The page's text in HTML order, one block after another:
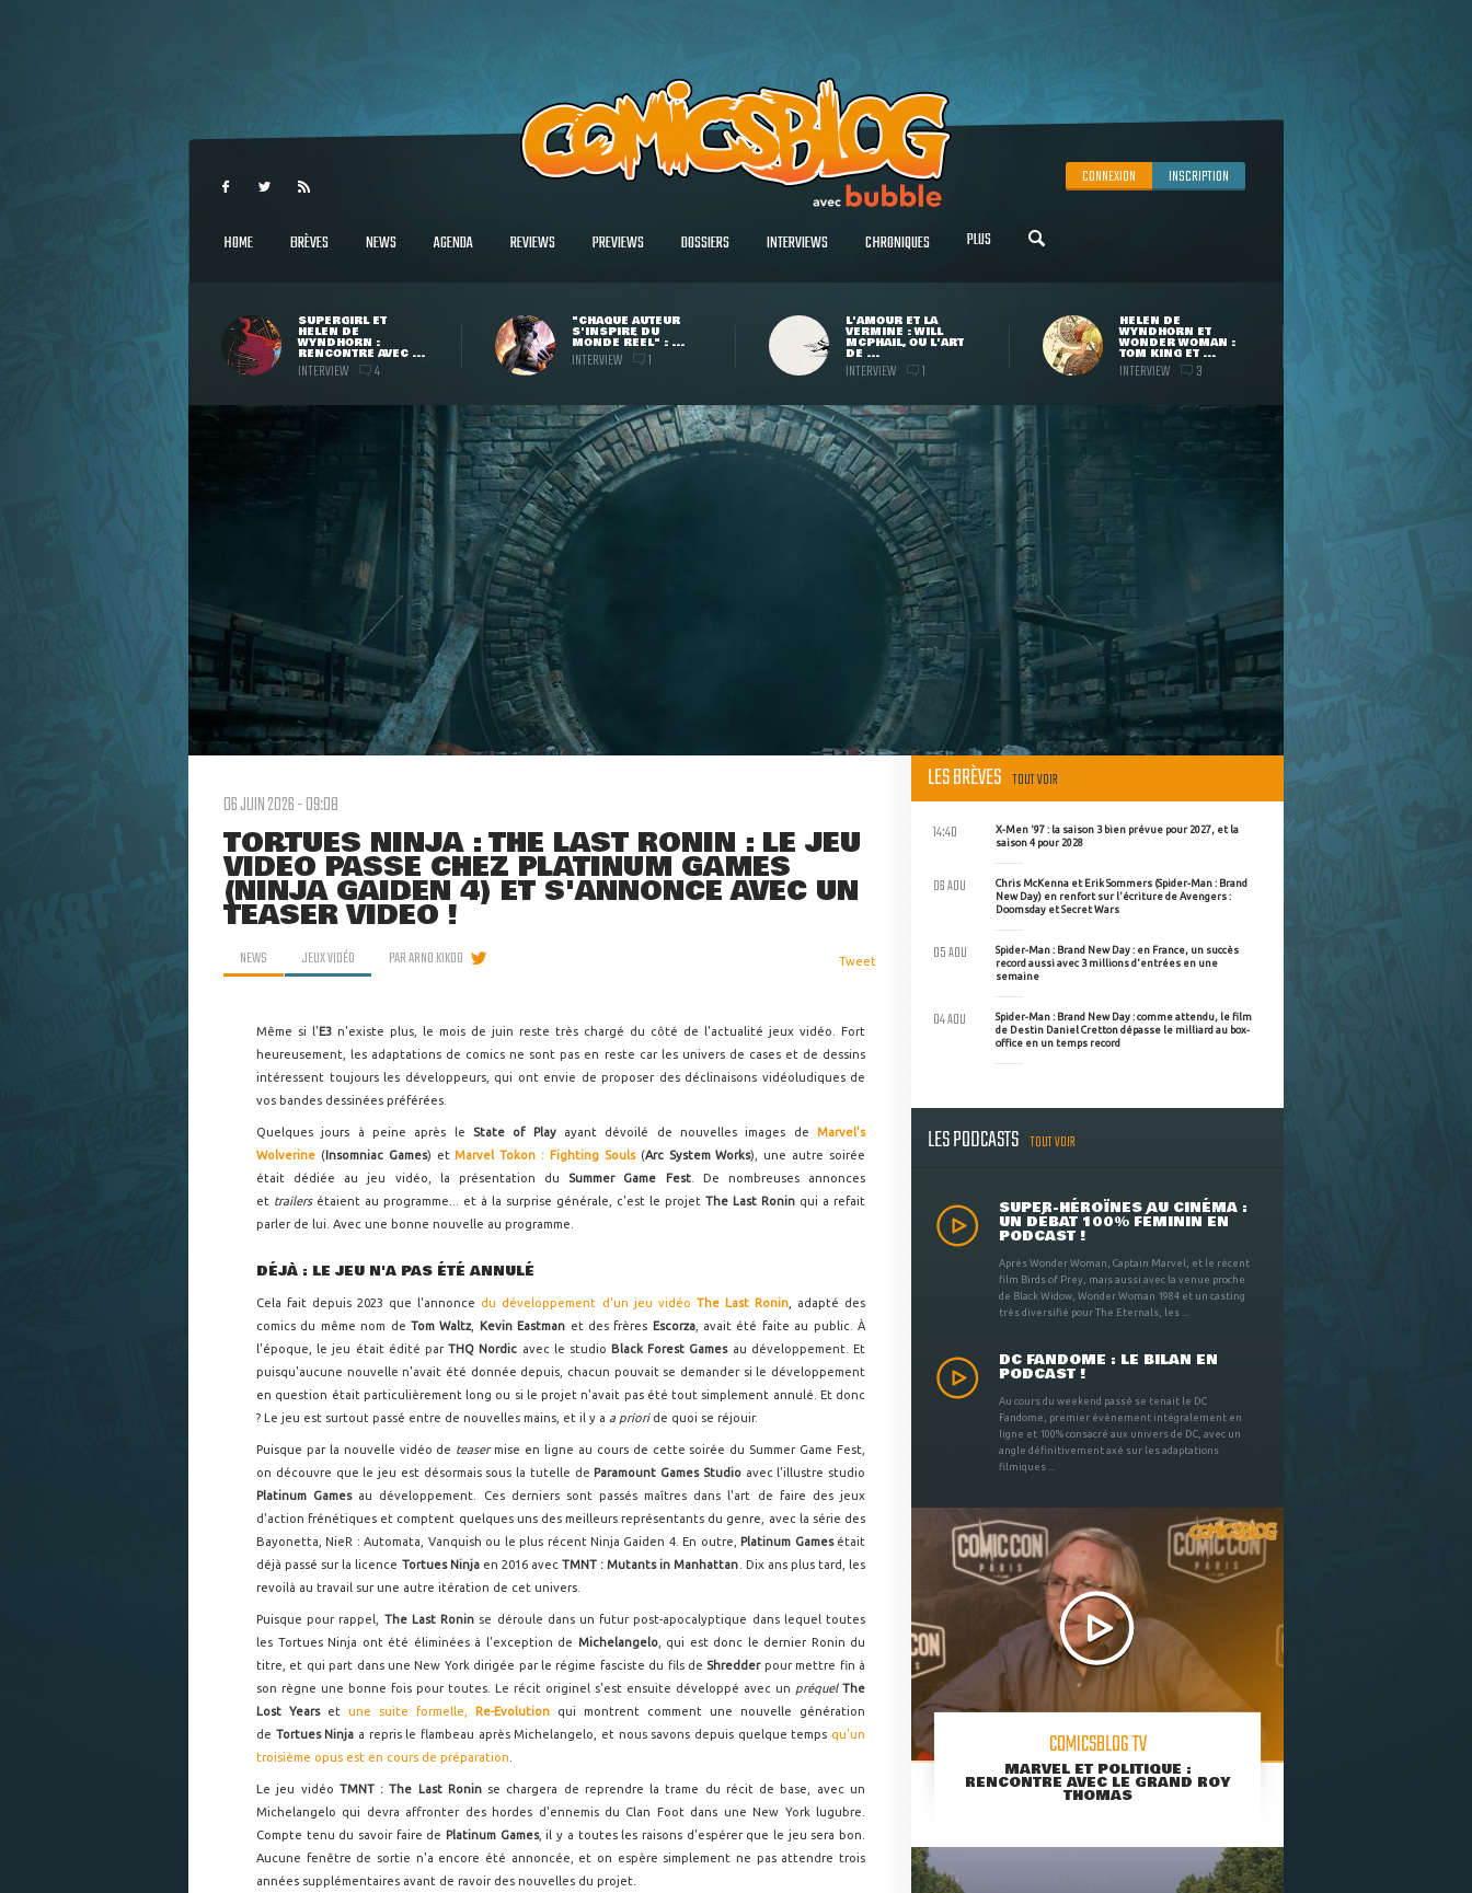
CONNEXION INSCRIPTION
HOME BRÈVES NEWS AGENDA REVIEWS PREVIEWS DOSSIERS INTERVIEWS CHRONIQUES PLUS
SUPERGIRL ET
HELEN DE
WYNDHORN :
RENCONTRE AVEC ...
INTERVIEW 4
"CHAQUE AUTEUR
S'INSPIRE DU
MONDE RÉEL" : ...
INTERVIEW 1
L'AMOUR ET LA
VERMINE : WILL
MCPHAIL, OU L'ART
DE ...
INTERVIEW 1
HELEN DE
WYNDHORN ET
WONDER WOMAN :
TOM KING ET ...
INTERVIEW 3
06 JUIN 2026 - 09:08
TORTUES NINJA : THE LAST RONIN : LE JEU
VIDÉO PASSE CHEZ PLATINUM GAMES
(NINJA GAIDEN 4) ET S'ANNONCE AVEC UN
TEASER VIDÉO !
NEWS JEUX VIDÉO PARARNO KIKOO Tweet
Même si l'E3 n'existe plus, le mois de juin reste très chargé du côté de l'actualité jeux vidéo. Fort
heureusement, les adaptations de comics ne sont pas en reste car les univers de cases et de dessins
intéressent toujours les développeurs, qui ont envie de proposer des déclinaisons vidéoludiques de
vos bandes dessinées préférées.
Quelques jours à peine après le State of Play ayant dévoilé de nouvelles images de Marvel's
Wolverine (Insomniac Games) etMarvel Tokon : Fighting Souls (Arc System Works), une autre soirée
était dédiée au jeu vidéo, la présentation du Summer Game Fest. De nombreuses annonces
et trailers étaient au programme... et à la surprise générale, c'est le projet The Last Ronin qui a refait
parler de lui. Avec une bonne nouvelle au programme.
DÉJÀ : LE JEU N'A PAS ÉTÉ ANNULÉ
Cela fait depuis 2023 que l'annonce du développement d'un jeu vidéo The Last Ronin, adapté des
comics du même nom de Tom Waltz, Kevin Eastman et des frères Escorza, avait été faite au public. À
l'époque, le jeu était édité parTHQ Nordic avec le studio Black Forest Games au développement. Et
puisqu'aucune nouvelle n'avait été donnée depuis, chacun pouvait se demander si le développement
en question était particulièrement long ou si le projet n'avait pas été tout simplement annulé. Et donc
? Le jeu est surtout passé entre de nouvelles mains, et il y a a priori de quoi se réjouir.
Puisque par la nouvelle vidéo de teasermise en ligne au cours de cette soirée du Summer Game Fest,
on découvre que le jeu est désormais sous la tutelle de Paramount Games Studio avec l'illustre studio
Platinum Games au développement. Ces derniers sont passés maîtres dans l'art de faire des jeux
d'action frénétiques et comptent quelques uns des meilleurs représentants du genre, avec la série des
Bayonetta, NieR : Automata, Vanquish ou le plus récent Ninja Gaiden 4. En outre,
Platinum Games était
déjà passé sur la licence Tortues Ninja en 2016 avecTMNT : Mutants in Manhattan . Dix ans plus tard, les
revoilà au travail sur une autre itération de cet univers.
Puisque pour rappel, The Last Ronin se déroule dans un futur post-apocalyptique dans lequel toutes
les Tortues Ninja ont été éliminées à l'exception de Michelangelo, qui est donc le dernier Ronin du
titre, et qui part dans une New York dirigée par le régime fasciste du fils de Shredderpour mettre fin à
son règne une bonne fois pour toutes. Le récit originel s'est ensuite développé avec un préquel The
Lost Years et une suite formelle, Re-Evolution
qui montrent comment une nouvelle génération
de Tortues Ninja a repris le flambeau après Michelangelo, et nous savons depuis quelque temps qu'un
troisième opus est en cours de préparation
Le jeu vidéo TMNT : The Last Ronin se chargera de reprendre la trame du récit de base, avec un
Michelangelo qui devra affronter des hordes d'ennemis du Clan Foot dans une New York lugubre.
Compte tenu du savoir faire de Platinum Games, il y a toutes les raisons d'espérer que le jeu sera bon.
Aucune fenêtre de sortie n'a encore été annoncée, et on espère simplement ne pas attendre trois
années supplémentaires avant de ravoir des nouvelles du projet.
LES BRÈVES TOUT VOIR
X-Men '97 : la saison 3 bien prévue pour 2027, et la
saison 4 pour 2028
14:40
Chris McKenna et Erik Sommers (Spider-Man : Brand
New Day) en renfort sur l'écriture de Avengers :
Doomsday et Secret Wars
06 AOU
Spider-Man : Brand New Day : en France, un succès
record aussi avec 3 millions d'entrées en une
semaine
05 AOU
Spider-Man : Brand New Day : comme attendu, le film
de Destin Daniel Cretton dépasse le milliard au box-
office en un temps record
04 AOU
LES PODCASTS TOUT VOIR
SUPER-HÉROÏNES AU CINÉMA :
UN DÉBAT 100% FÉMININ EN
PODCAST !
Après Wonder Woman, Captain Marvel, et le récent
film Birds of Prey, mais aussi avec la venue proche
de Black Widow, Wonder Woman 1984 et un casting
très diversifié pour The Eternals, les ...
DC FANDOME : LE BILAN EN
PODCAST !
Au cours du weekend passé se tenait le DC
Fandome, premier évènement intégralement en
ligne et 100% consacré aux univers de DC, avec un
angle définitivement axé sur les adaptations
filmiques ...
COMICSBLOG TV
MARVEL ET POLITIQUE :
RENCONTRE AVEC LE GRAND ROY
THOMAS